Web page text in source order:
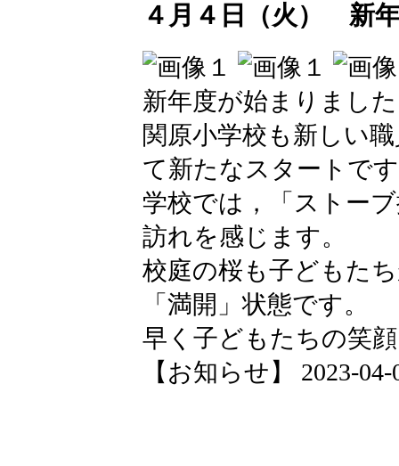
４月４日（火） 新
新年度が始まりまし
関原小学校も新しい
て新たなスタートで
学校では，「ストー
訪れを感じます。
校庭の桜も子どもた
「満開」状態です。
早く子どもたちの笑
【お知らせ】 2023-